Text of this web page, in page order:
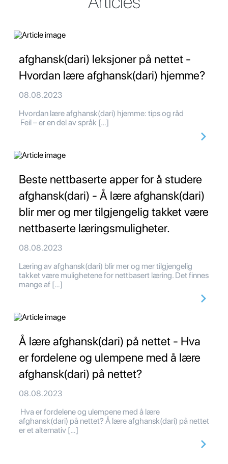
afghansk(dari) leksjoner på nettet -
Hvordan lære afghansk(dari) hjemme?
08.08.2023
Hvordan lære afghansk(dari) hjemme: tips og råd
Feil – er en del av språk […]
Beste nettbaserte apper for å studere
afghansk(dari) - Å lære afghansk(dari)
blir mer og mer tilgjengelig takket være
nettbaserte læringsmuligheter.
08.08.2023
Læring av afghansk(dari) blir mer og mer tilgjengelig
takket være mulighetene for nettbasert læring. Det finnes
mange af […]
Å lære afghansk(dari) på nettet - Hva
er fordelene og ulempene med å lære
afghansk(dari) på nettet?
08.08.2023
Hva er fordelene og ulempene med å lære
afghansk(dari) på nettet? Å lære afghansk(dari) på nettet
er et alternativ […]